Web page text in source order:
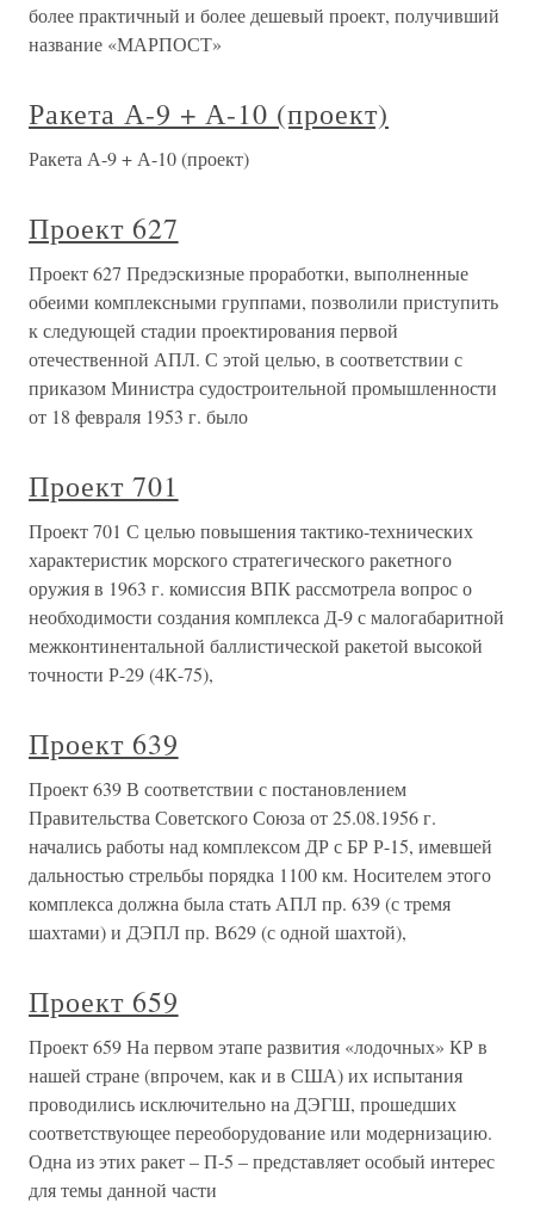
более практичный и более дешевый проект, получивший
название «МАРПОСТ»
Ракета А-9 + А-10 (проект)
Ракета А-9 + А-10 (проект)
Проект 627
Проект 627 Предэскизные проработки, выполненные
обеими комплексными группами, позволили приступить
к следующей стадии проектирования первой
отечественной АПЛ. С этой целью, в соответствии с
приказом Министра судостроительной промышленности
от 18 февраля 1953 г. было
Проект 701
Проект 701 С целью повышения тактико-технических
характеристик морского стратегического ракетного
оружия в 1963 г. комиссия ВПК рассмотрела вопрос о
необходимости создания комплекса Д-9 с малогабаритной
межконтинентальной баллистической ракетой высокой
точности Р-29 (4К-75),
Проект 639
Проект 639 В соответствии с постановлением
Правительства Советского Союза от 25.08.1956 г.
начались работы над комплексом ДР с БР Р-15, имевшей
дальностью стрельбы порядка 1100 км. Носителем этого
комплекса должна была стать АПЛ пр. 639 (с тремя
шахтами) и ДЭПЛ пр. В629 (с одной шахтой),
Проект 659
Проект 659 На первом этапе развития «лодочных» КР в
нашей стране (впрочем, как и в США) их испытания
проводились исключительно на ДЭГШ, прошедших
соответствующее переоборудование или модернизацию.
Одна из этих ракет – П-5 – представляет особый интерес
для темы данной части